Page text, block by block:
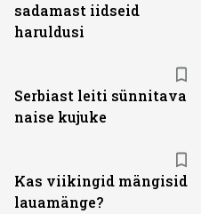
sadamast iidseid
haruldusi
Serbiast leiti sünnitava
naise kujuke
Kas viikingid mängisid
lauamänge?